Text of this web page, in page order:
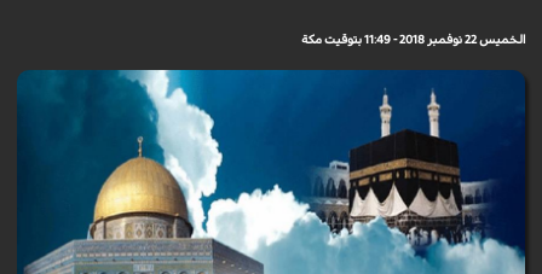
الخميس 22 نوفمبر 2018 - 11:49 بتوقيت مكة